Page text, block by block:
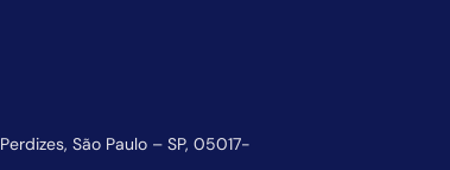
São Paulo – SP, 05017-